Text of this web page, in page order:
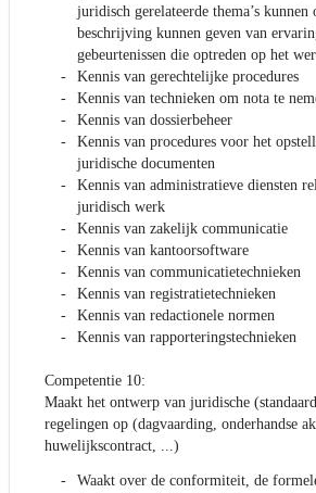
juridisch gerelateerde thema’s kunnen
beschrijving kunnen geven van
gebeurtenissen die optreden op het
Kennis van gerechtelijke procedures
Kennis van technieken om nota te
Kennis van dossierbeheer
Kennis van procedures voor het
juridische documenten
Kennis van administratieve diensten
juridisch werk
Kennis van zakelijk communicatie
Kennis van kantoorsoftware
Kennis van communicatietechnieken
Kennis van registratietechnieken
Kennis van redactionele normen
Kennis van rapporteringstechnieken
Competentie 10:
Maakt het ontwerp van juridische
regelingen op (dagvaarding, onderhandse
huwelijkscontract, ...)
Waakt over de conformiteit, de